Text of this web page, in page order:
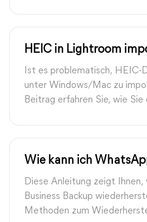
HEIC in Lightroom
Windows und Mac
Ist es problematisch, HEIC-
unter Windows/Mac zu
Beitrag erfahren Sie, wie
Wie kann ich
Backups
iPhone/Android?
Diese Anleitung zeigt
Business Backup
Methoden zum